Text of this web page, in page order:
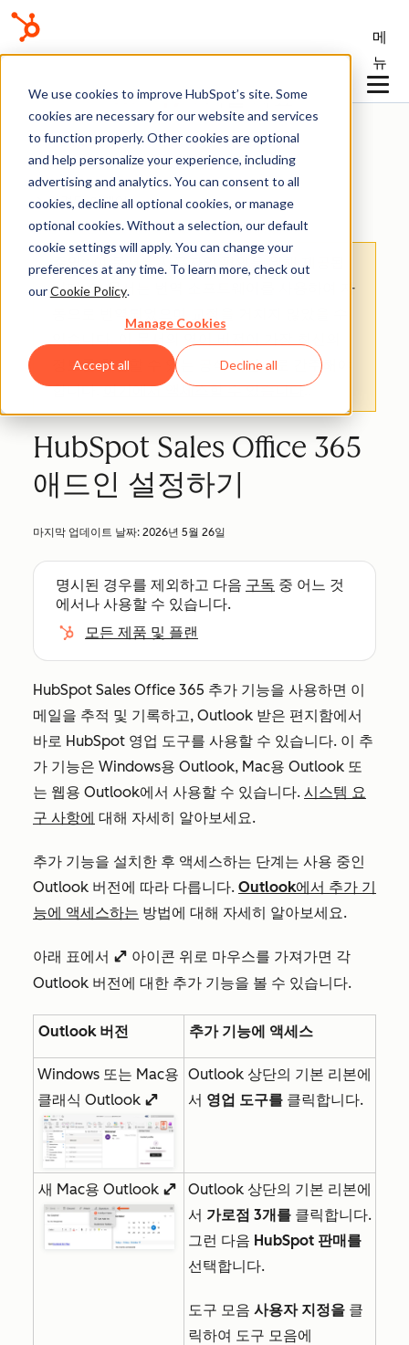
We use cookies to improve HubSpot’s site. Some
cookies are necessary for our website and services
to function properly. Other cookies are optional
and help personalize your experience, including
advertising and analytics. You can consent to all
cookies, decline all optional cookies, or manage
optional cookies. Without a selection, our default
cookie settings will apply. You can change your
preferences at any time. To learn more, check out
ourCookie Policy.
Manage Cookies
Accept all Decline all
메
뉴
기술 자료
연결된 이메일
: 이 문서는 사용자의 편의를 위해 제공됩
니다.이 문서는 번역 소프트웨어를 사용하여 자
정보를 확인할 수 있는 공식 버전으로 간주해야
합니다.여기에서 액세스할 수 있습니다..
HubSpot Sales Office 365
애드인 설정하기
마지막 업데이트 날짜: 2026년 5월 26일
명시된 경우를 제외하고 다음 구독 중 어느 것
에서나 사용할 수 있습니다.
모든 제품 및 플랜
HubSpot Sales Office 365 추가 기능을 사용하면 이
메일을 추적 및 기록하고, Outlook 받은 편지함에서
바로 HubSpot 영업 도구를 사용할 수 있습니다. 이 추
가 기능은 Windows용 Outlook, Mac용 Outlook 또
는 웹용 Outlook에서 사용할 수 있습니다. 시스템 요
구 사항에 대해 자세히 알아보세요.
추가 기능을 설치한 후 액세스하는 단계는 사용 중인
Outlook 버전에 따라 다릅니다. Outlook에서 추가 기
능에 액세스하는 방법에 대해 자세히 알아보세요.
아래 표에서 enlargeIcon 아이콘 위로 마우스를 가져가면 각
Outlook 버전에 대한 추가 기능을 볼 수 있습니다.
Outlook 버전 추가 기능에 액세스
Windows 또는 Mac용
클래식 Outlook enlargeIcon
Outlook 상단의 기본 리본에
서 영업 도구를 클릭합니다.
새 Mac용 Outlook enlargeIcon
Outlook 상단의 기본 리본에
서 가로점 3개를 클릭합니다.
그런 다음 HubSpot 판매를
선택합니다.
도구 모음 사용자 지정을 클
릭하여 도구 모음에